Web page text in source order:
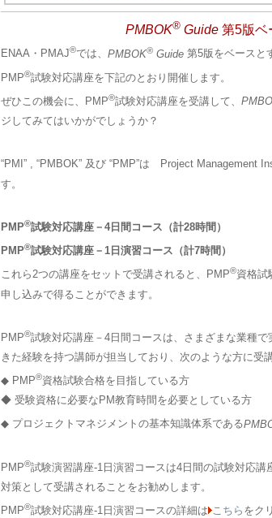
PMBOK®Guide 第5版ベ
ENAA・PMAJ®では、 PMBOK® Guide 第5版をベースと
PMP®試験対応講座を下記のとおり開催します。
ぜひこの機会に、PMP®試験対応講座を受講して、
ジしてみてはいかがでしょうか？
“PMI” , “PMBOK” 及び “PMP”は Project Management
す。
PMP®試験対応講座－4日間コース（計28時間）
PMP®試験対応講座－1日演習コース（計7時間）
これら2つの講座をセットで受講されると、PMP®資格試
申し込みで得ることができます。
PMP®試験対応講座－4日間コースは、さまざまな業種
きた経験を持つ講師が担当しており、次のような方に受
◆ PMP®資格試験合格を目指している方
◆ 受験資格に必要なPM教育時間を必要としている方
◆ プロジェクトマネジメントの基本知識体系である
PMP®試験演習講座-1日演習コースは4日間の試験対応講
対策として受講されることをお勧めします。
PMP®試験対応講座-1日演習コースの詳細は こちら をク